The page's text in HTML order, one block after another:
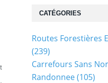
CATÉGORIES
Routes Forestières
(239)
Carrefours Sans
Randonnee(105)